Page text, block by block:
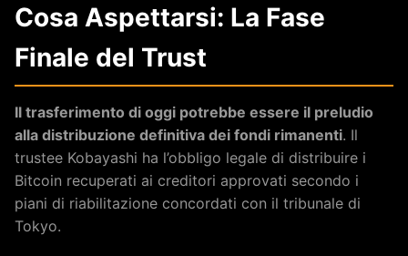
Cosa Aspettarsi: La Fase
Finale del Trust
Il trasferimento di oggi potrebbe essere il preludio
alla distribuzione definitiva dei fondi rimanenti. Il
trustee Kobayashi ha l’obbligo legale di distribuire i
Bitcoin recuperati ai creditori approvati secondo i
piani di riabilitazione concordati con il tribunale di
Tokyo.